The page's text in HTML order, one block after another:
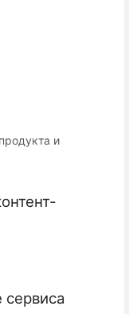
и
сервиса